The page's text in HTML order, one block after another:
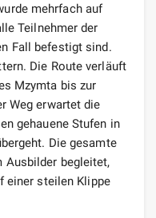
mehrfach auf
Teilnehmer der
Fall befestigt sind.
Die Route verläuft
Mzymta bis zur
Weg erwartet die
gehauene Stufen in
Die gesamte
Ausbilder begleitet,
einer steilen Klippe